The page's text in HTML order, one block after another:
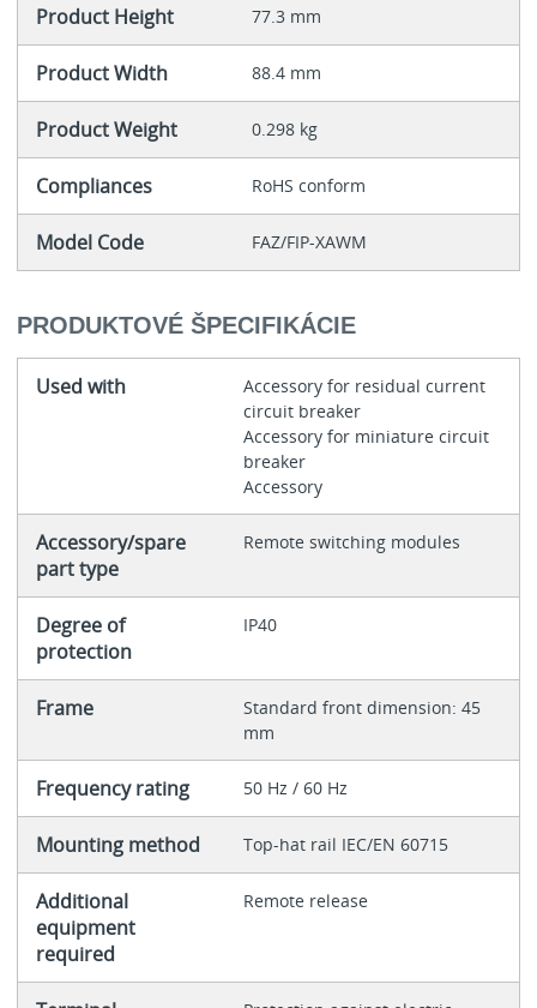
Product Height 77.3 mm
Product Width 88.4 mm
Product Weight 0.298 kg
Compliances RoHS conform
Model Code FAZ/FIP-XAWM
PRODUKTOVÉ ŠPECIFIKÁCIE
Used with
Accessory for residual current
circuit breaker
Accessory for miniature circuit
breaker
Accessory
Accessory/spare
part type
Remote switching modules
Degree of
protection
IP40
Frame
Standard front dimension: 45
mm
Frequency rating 50 Hz / 60 Hz
Mounting method Top-hat rail IEC/EN 60715
Additional
equipment
required
Remote release